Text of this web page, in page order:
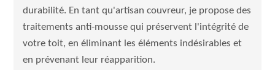
durabilité. En tant qu'artisan couvreur, je propose des
traitements anti-mousse qui préservent l'intégrité de
votre toit, en éliminant les éléments indésirables et
en prévenant leur réapparition.